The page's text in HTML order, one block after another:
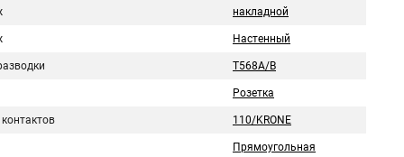
накладной
Настенный
T568A/B
Розетка
110/KRONE
Прямоугольная